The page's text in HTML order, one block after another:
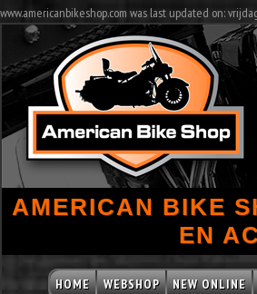
www.americanbikeshop.com was last updated on:
AMERICAN BIKE
EN
HOME WEBSHOP NEW ONLINE